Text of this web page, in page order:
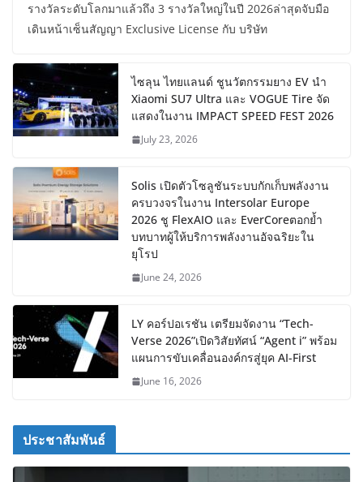
รางวัลระดับโลกมาแล้วถึง 3 รางวัลใหญ่ในปี 2026ล่าสุดจับมือ
เดินหน้าเซ็นสัญญา Exclusive License กับ บริษัท
ไซลุน ไทยแลนด์ ชูนวัตกรรมยาง EV นำ
Xiaomi SU7 Ultra และ VOGUE Tire จัด
แสดงในงาน IMPACT SPEED FEST 2026
July 23, 2026
Solis เปิดตัวโซลูชันระบบกักเก็บพลังงาน
ครบวงจรในงาน Intersolar Europe
2026 ชู FlexAIO และ EverCoreตอกย้ำ
บทบาทผู้ให้บริการพลังงานอัจฉริยะใน
ยุโรป
June 24, 2026
LY คอร์ปอเรชัน เตรียมจัดงาน “Tech-
Verse 2026”เปิดวิสัยทัศน์ “Agent i” พร้อม
แผนการขับเคลื่อนองค์กรสู่ยุค AI-First
June 16, 2026
ประชาสัมพันธ์